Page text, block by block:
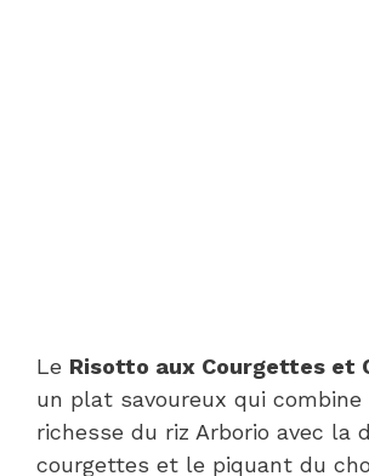
Le Risotto aux Courgettes et
un plat savoureux qui combine
richesse du riz Arborio avec la
courgettes et le piquant du